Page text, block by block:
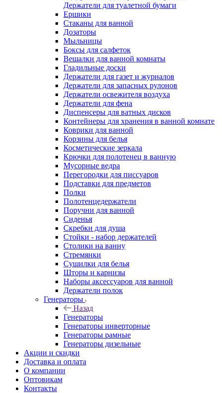
Держатели для туалетной бумаги
Ершики
Стаканы для ванной
Дозаторы
Мыльницы
Боксы для салфеток
Вешалки для ванной комнаты
Гладильные доски
Держатели для газет и журналов
Держатели для запасных рулонов
Держатели освежителя воздуха
Держатели для фена
Диспенсеры для ватных дисков
Контейнеры для хранения в ванной комнате
Коврики для ванной
Корзины для белья
Косметические зеркала
Крючки для полотенец в ванную
Мусорные ведра
Перегородки для писсуаров
Подставки для предметов
Полки
Полотенцедержатели
Поручни для ванной
Сиденья
Скребки для душа
Стойки - набор держателей
Столики на ванну
Стремянки
Сушилки для белья
Шторы и карнизы
Наборы аксессуаров для ванной
Держатели полок
Генераторы
Назад
Генераторы
Генераторы инверторные
Генераторы рамные
Генераторы дизельные
Акции и скидки
Доставка и оплата
О компании
Оптовикам
Контакты